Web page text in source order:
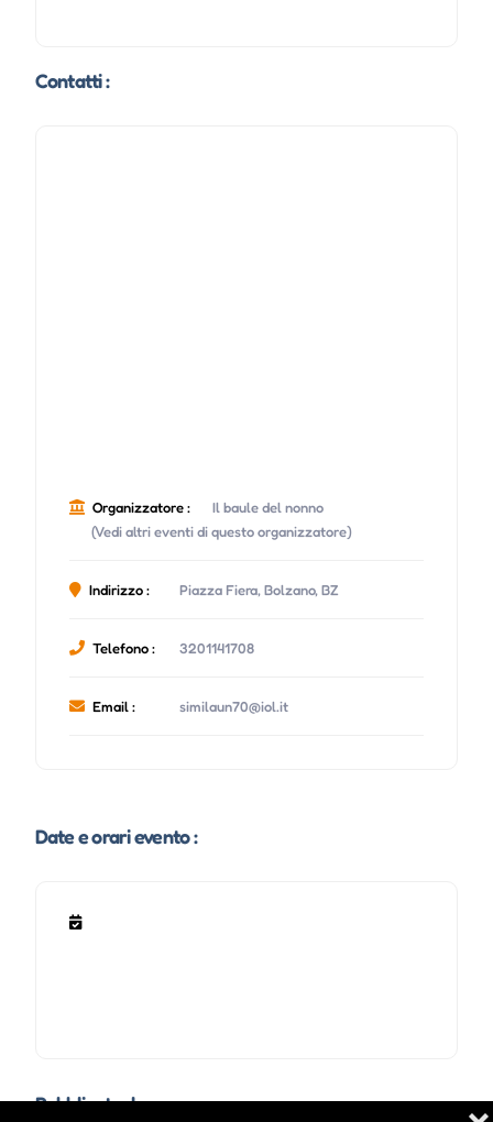
Contatti :
Organizzatore :
Il baule del nonno
(Vedi altri eventi di questo organizzatore)
Indirizzo : Piazza Fiera, Bolzano, BZ
Telefono : 3201141708
Email : similaun70@iol.it
Date e orari evento :
Pubblicato da :